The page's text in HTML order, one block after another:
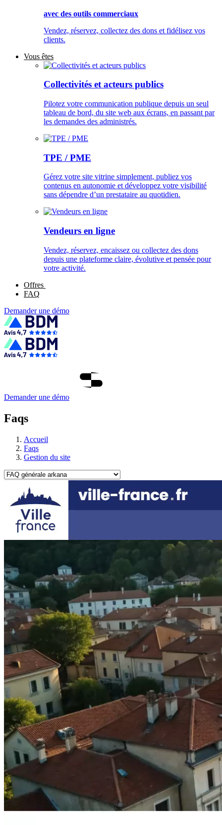
avec des outils commerciaux
Vendez, réservez, collectez des dons et fidélisez vos
clients.
Vous êtes
Collectivités et acteurs publics
Pilotez votre communication publique depuis un seul
tableau de bord, du site web aux écrans, en passant par
les demandes des administrés.
TPE / PME
Gérez votre site vitrine simplement, publiez vos
contenus en autonomie et développez votre visibilité
sans dépendre d’un prestataire au quotidien.
Vendeurs en ligne
Vendez, réservez, encaissez ou collectez des dons
depuis une plateforme claire, évolutive et pensée pour
votre activité.
Offres
FAQ
Demander une démo
Demander une démo
Faqs
Accueil
Faqs
Gestion du site